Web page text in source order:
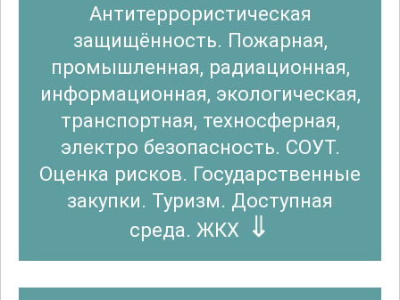
Антитеррористическая
защищённость. Пожарная,
промышленная, радиационная,
информационная, экологическая,
транспортная, техносферная,
электро безопасность. СОУТ.
Оценка рисков. Государственные
закупки. Туризм. Доступная
среда. ЖКХ